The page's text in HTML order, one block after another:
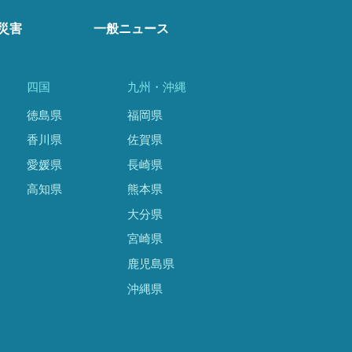
害 一般ニュース
四国
徳島県
香川県
愛媛県
高知県
九州・沖縄
福岡県
佐賀県
長崎県
熊本県
大分県
宮崎県
鹿児島県
沖縄県